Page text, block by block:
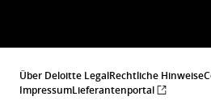
Über Deloitte LegalRechtliche Hinweise
ImpressumLieferantenportal